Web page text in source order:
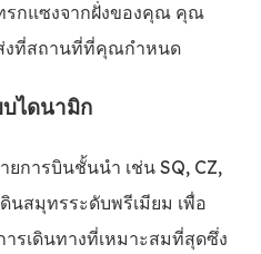
รกแซงจากฝั่งของคุณ คุณ
งที่สถานที่ที่คุณกำหนด
บไดนามิก
ยการบินชั้นนำ เช่น SQ, CZ,
นสมุทรระดับพรีเมียม เพื่อ
รเดินทางที่เหมาะสมที่สุดซึ่ง